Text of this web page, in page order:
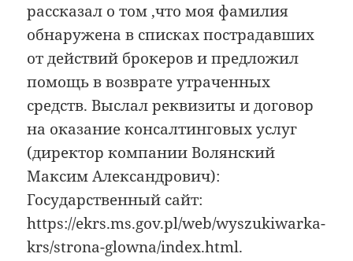
рассказал о том ,что моя фамилия
обнаружена в списках пострадавших
от действий брокеров и предложил
помощь в возврате утраченных
средств. Выслал реквизиты и договор
на оказание консалтинговых услуг
(директор компании Волянский
Максим Александрович):
Государственный сайт:
https://ekrs.ms.gov.pl/web/wyszukiwarka-
krs/strona-glowna/index.html.